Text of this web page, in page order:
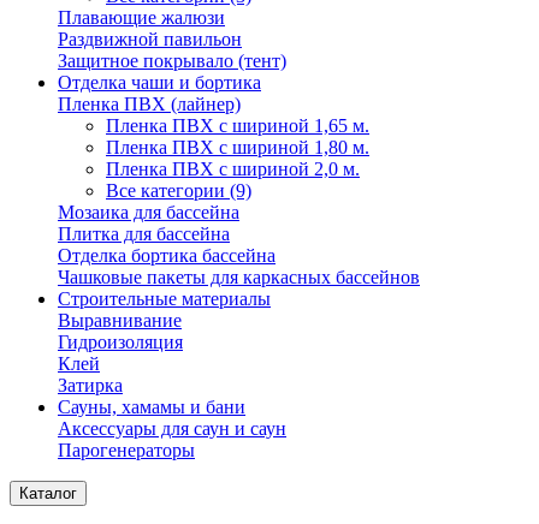
Плавающие жалюзи
Раздвижной павильон
Защитное покрывало (тент)
Отделка чаши и бортика
Пленка ПВХ (лайнер)
Пленка ПВХ с шириной 1,65 м.
Пленка ПВХ с шириной 1,80 м.
Пленка ПВХ с шириной 2,0 м.
Все категории (9)
Мозаика для бассейна
Плитка для бассейна
Отделка бортика бассейна
Чашковые пакеты для каркасных бассейнов
Строительные материалы
Выравнивание
Гидроизоляция
Клей
Затирка
Сауны, хамамы и бани
Аксессуары для саун и саун
Парогенераторы
Каталог